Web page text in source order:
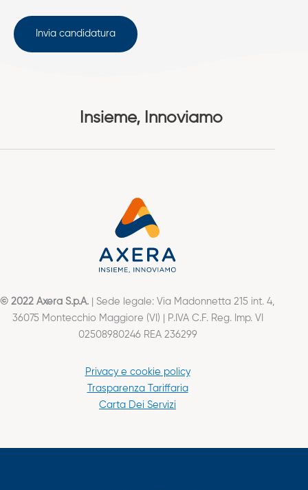
Insieme, Innoviamo
© 2022 Axera S.p.A. | Sede legale: Via Madonnetta 215 int. 4,
36075 Montecchio Maggiore (VI) | P.IVA C.F. Reg. Imp. VI
02508980246 REA 236299
Privacy e cookie policy
Trasparenza Tariffaria
Carta Dei Servizi